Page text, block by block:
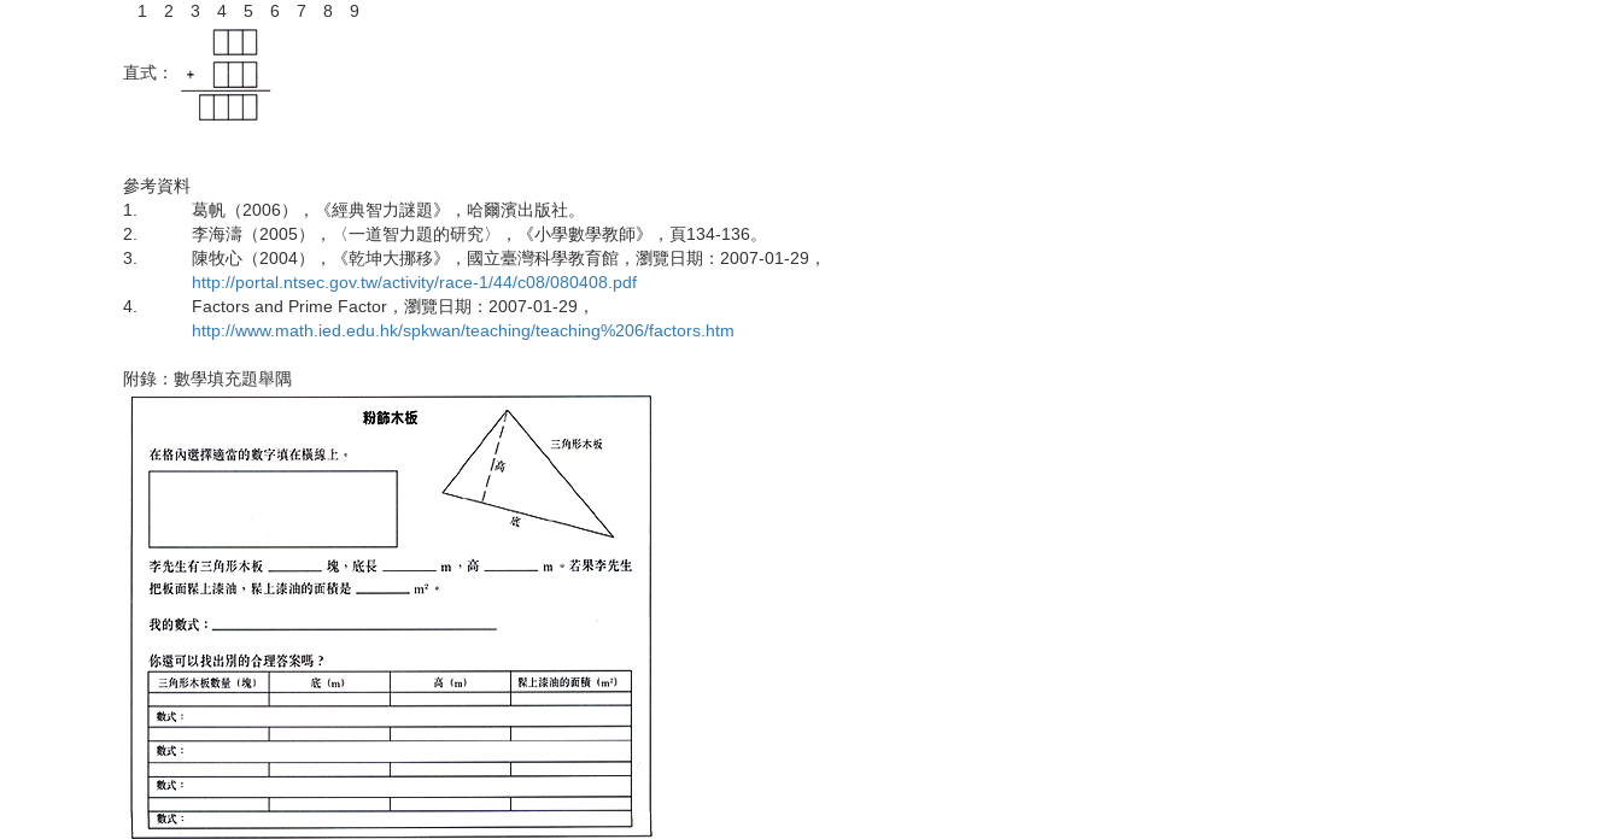
1 2 3 4 5 6 7 8 9
直式：
參考資料
1.
葛帆（2006），《經典智力謎題》，哈爾濱出版社。
2.
李海濤（2005），〈一道智力題的研究〉，《小學數學教師》，頁134-136。
3.
陳牧心（2004），《乾坤大挪移》，國立臺灣科學教育館，瀏覽日期： 2007-01-29 ，
http://portal.ntsec.gov.tw/activity/race-1/44/c08/080408.pdf
4.
Factors and Prime Factor ，瀏覽日期 ：2007-01-29 ，
http://www.math.ied.edu.hk/spkwan/teaching/teaching%206/factors.htm
附錄：數學填充題舉隅